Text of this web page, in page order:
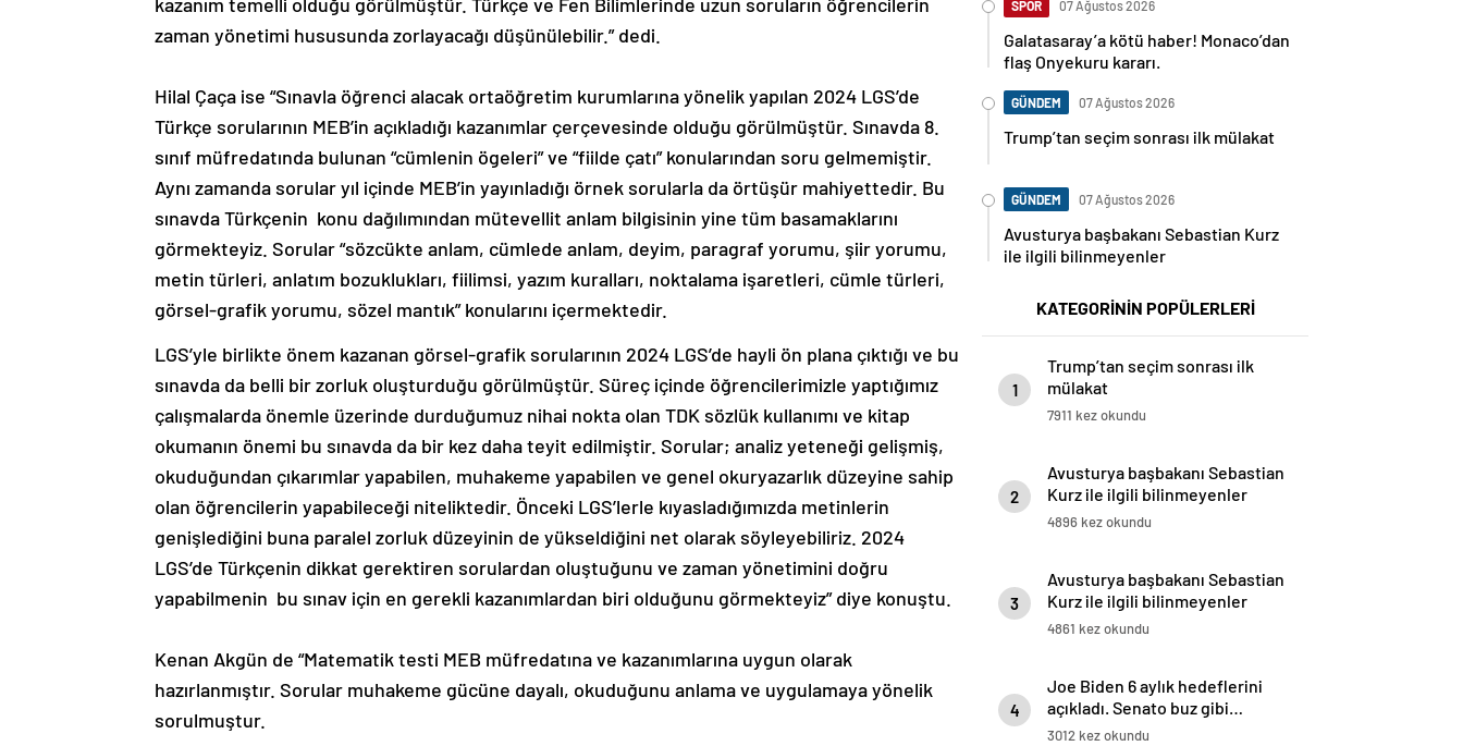
zaman yönetimi hususunda zorlayacağı düşünülebilir.” dedi.
Hilal Çaça ise “Sınavla öğrenci alacak ortaöğretim kurumlarına yönelik yapılan 2024 LGS’de
Türkçe sorularının MEB’in açıkladığı kazanımlar çerçevesinde olduğu görülmüştür. Sınavda 8.
sınıf müfredatında bulunan “cümlenin ögeleri” ve “fiilde çatı” konularından soru gelmemiştir.
Aynı zamanda sorular yıl içinde MEB’in yayınladığı örnek sorularla da örtüşür mahiyettedir. Bu
sınavda Türkçenin konu dağılımından mütevellit anlam bilgisinin yine tüm basamaklarını
görmekteyiz. Sorular “sözcükte anlam, cümlede anlam, deyim, paragraf yorumu, şiir yorumu,
metin türleri, anlatım bozuklukları, fiilimsi, yazım kuralları, noktalama işaretleri, cümle türleri,
görsel-grafik yorumu, sözel mantık” konularını içermektedir.
LGS’yle birlikte önem kazanan görsel-grafik sorularının 2024 LGS’de hayli ön plana çıktığı ve bu
sınavda da belli bir zorluk oluşturduğu görülmüştür. Süreç içinde öğrencilerimizle yaptığımız
çalışmalarda önemle üzerinde durduğumuz nihai nokta olan TDK sözlük kullanımı ve kitap
okumanın önemi bu sınavda da bir kez daha teyit edilmiştir. Sorular; analiz yeteneği gelişmiş,
okuduğundan çıkarımlar yapabilen, muhakeme yapabilen ve genel okuryazarlık düzeyine sahip
olan öğrencilerin yapabileceği niteliktedir. Önceki LGS’lerle kıyasladığımızda metinlerin
genişlediğini buna paralel zorluk düzeyinin de yükseldiğini net olarak söyleyebiliriz. 2024
LGS’de Türkçenin dikkat gerektiren sorulardan oluştuğunu ve zaman yönetimini doğru
yapabilmenin bu sınav için en gerekli kazanımlardan biri olduğunu görmekteyiz” diye konuştu.
Kenan Akgün de “Matematik testi MEB müfredatına ve kazanımlarına uygun olarak
hazırlanmıştır. Sorular muhakeme gücüne dayalı, okuduğunu anlama ve uygulamaya yönelik
sorulmuştur.
SPOR 07 Ağustos 2026
Galatasaray’a kötü haber! Monaco’dan
flaş Onyekuru kararı.
GÜNDEM 07 Ağustos 2026
Trump’tan seçim sonrası ilk mülakat
GÜNDEM 07 Ağustos 2026
Avusturya başbakanı Sebastian Kurz
ile ilgili bilinmeyenler
KATEGORİNİN POPÜLERLERİ
1
Trump’tan seçim sonrası ilk
mülakat
7911 kez okundu
2
Avusturya başbakanı Sebastian
Kurz ile ilgili bilinmeyenler
4896 kez okundu
3
Avusturya başbakanı Sebastian
Kurz ile ilgili bilinmeyenler
4861 kez okundu
4
Joe Biden 6 aylık hedeflerini
açıkladı. Senato buz gibi…
3012 kez okundu